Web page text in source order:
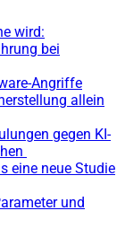
wird:
bei
Angriffe
allein
gegen KI-
eine neue Studie
und